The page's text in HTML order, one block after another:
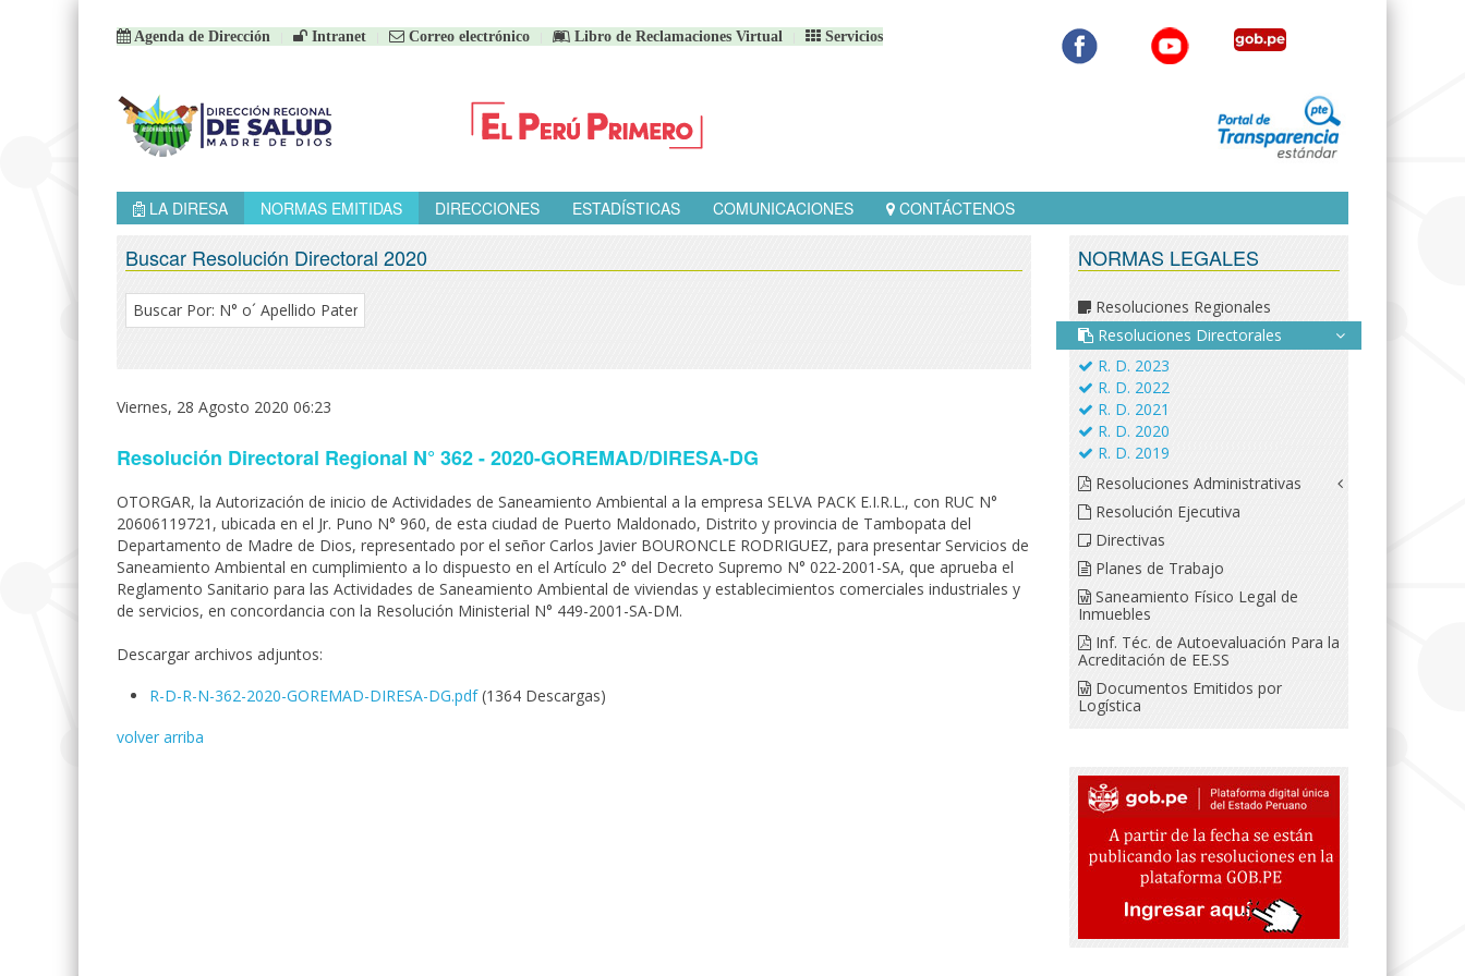
Agenda de Dirección Intranet Correo electrónico Libro de Reclamaciones Virtual Servicios
LA DIRESA NORMAS EMITIDAS DIRECCIONES ESTADÍSTICAS COMUNICACIONES CONTÁCTENOS
Buscar Resolución Directoral 2020
Viernes, 28 Agosto 2020 06:23
Resolución Directoral Regional N° 362 - 2020-GOREMAD/DIRESA-DG
OTORGAR, la Autorización de inicio de Actividades de Saneamiento Ambiental a la empresa SELVA PACK E.I.R.L., con RUC N°
20606119721, ubicada en el Jr. Puno N° 960, de esta ciudad de Puerto Maldonado, Distrito y provincia de Tambopata del
Departamento de Madre de Dios, representado por el señor Carlos Javier BOURONCLE RODRIGUEZ, para presentar Servicios de
Saneamiento Ambiental en cumplimiento a lo dispuesto en el Artículo 2° del Decreto Supremo N° 022-2001-SA, que aprueba el
Reglamento Sanitario para las Actividades de Saneamiento Ambiental de viviendas y establecimientos comerciales industriales y
de servicios, en concordancia con la Resolución Ministerial N° 449-2001-SA-DM.
Descargar archivos adjuntos:
R-D-R-N-362-2020-GOREMAD-DIRESA-DG.pdf (1364 Descargas)
volver arriba
NORMAS LEGALES
Resoluciones Regionales
Resoluciones Directorales
R. D. 2023
R. D. 2022
R. D. 2021
R. D. 2020
R. D. 2019
Resoluciones Administrativas
Resolución Ejecutiva
Directivas
Planes de Trabajo
Saneamiento Físico Legal de
Inmuebles
Inf. Téc. de Autoevaluación Para la
Acreditación de EE.SS
Documentos Emitidos por
Logística